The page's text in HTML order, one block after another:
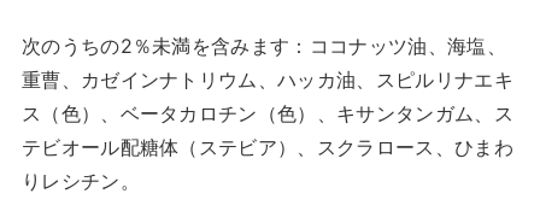
次のうちの2％未満を含みます：ココナッツ油、海塩、
重曹、カゼインナトリウム、ハッカ油、スピルリナエキ
ス（色）、ベータカロチン（色）、キサンタンガム、ス
テビオール配糖体（ステビア）、スクラロース、ひまわ
りレシチン。